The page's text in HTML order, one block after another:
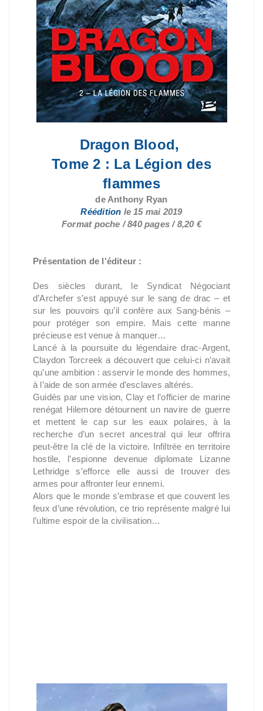
Dragon Blood,
Tome 2 : La Légion des
flammes
de Anthony Ryan
Réédition le 15 mai 2019
Format poche / 840 pages / 8,20 €
Présentation de l'éditeur :
Des siècles durant, le Syndicat Négociant
d’Archefer s’est appuyé sur le sang de drac – et
sur les pouvoirs qu’il confère aux Sang-bénis –
pour protéger son empire. Mais cette manne
précieuse est venue à manquer…
Lancé à la poursuite du légendaire drac-Argent,
Claydon Torcreek a découvert que celui-ci n’avait
qu’une ambition : asservir le monde des hommes,
à l’aide de son armée d’esclaves altérés.
Guidés par une vision, Clay et l’officier de marine
renégat Hilemore détournent un navire de guerre
et mettent le cap sur les eaux polaires, à la
recherche d’un secret ancestral qui leur offrira
peut-être la clé de la victoire. Infiltrée en territoire
hostile, l’espionne devenue diplomate Lizanne
Lethridge s’efforce elle aussi de trouver des
armes pour affronter leur ennemi.
Alors que le monde s’embrase et que couvent les
feux d’une révolution, ce trio représente malgré lui
l’ultime espoir de la civilisation…